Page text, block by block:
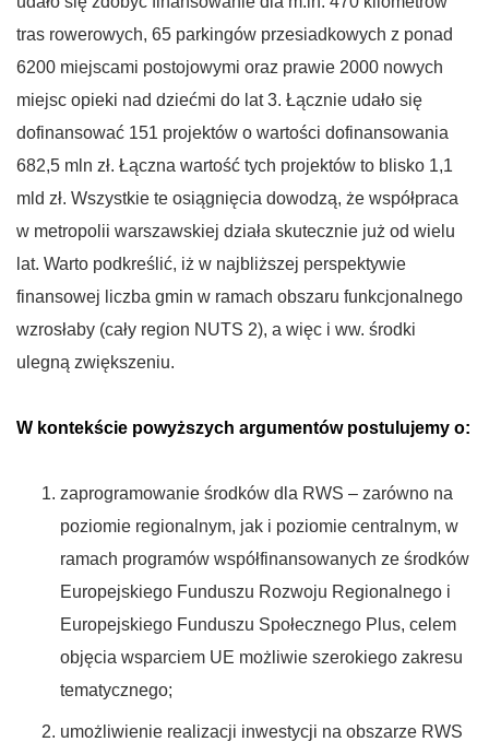
tras rowerowych, 65 parkingów przesiadkowych z ponad
6200 miejscami postojowymi oraz prawie 2000 nowych
miejsc opieki nad dziećmi do lat 3. Łącznie udało się
dofinansować 151 projektów o wartości dofinansowania
682,5 mln zł. Łączna wartość tych projektów to blisko 1,1
mld zł. Wszystkie te osiągnięcia dowodzą, że współpraca
w metropolii warszawskiej działa skutecznie już od wielu
lat. Warto podkreślić, iż w najbliższej perspektywie
finansowej liczba gmin w ramach obszaru funkcjonalnego
wzrosłaby (cały region NUTS 2), a więc i ww. środki
ulegną zwiększeniu.
W kontekście powyższych argumentów postulujemy o:
zaprogramowanie środków dla RWS – zarówno na
poziomie regionalnym, jak i poziomie centralnym, w
ramach programów współfinansowanych ze środków
Europejskiego Funduszu Rozwoju Regionalnego i
Europejskiego Funduszu Społecznego Plus, celem
objęcia wsparciem UE możliwie szerokiego zakresu
tematycznego;
umożliwienie realizacji inwestycji na obszarze RWS